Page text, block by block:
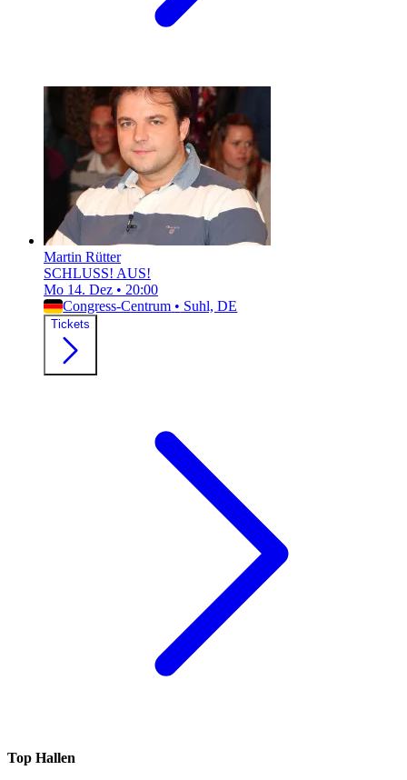
Martin Rütter
SCHLUSS! AUS!
Mo 14. Dez • 20:00
Congress-Centrum • Suhl, DE
Tickets
Top Hallen